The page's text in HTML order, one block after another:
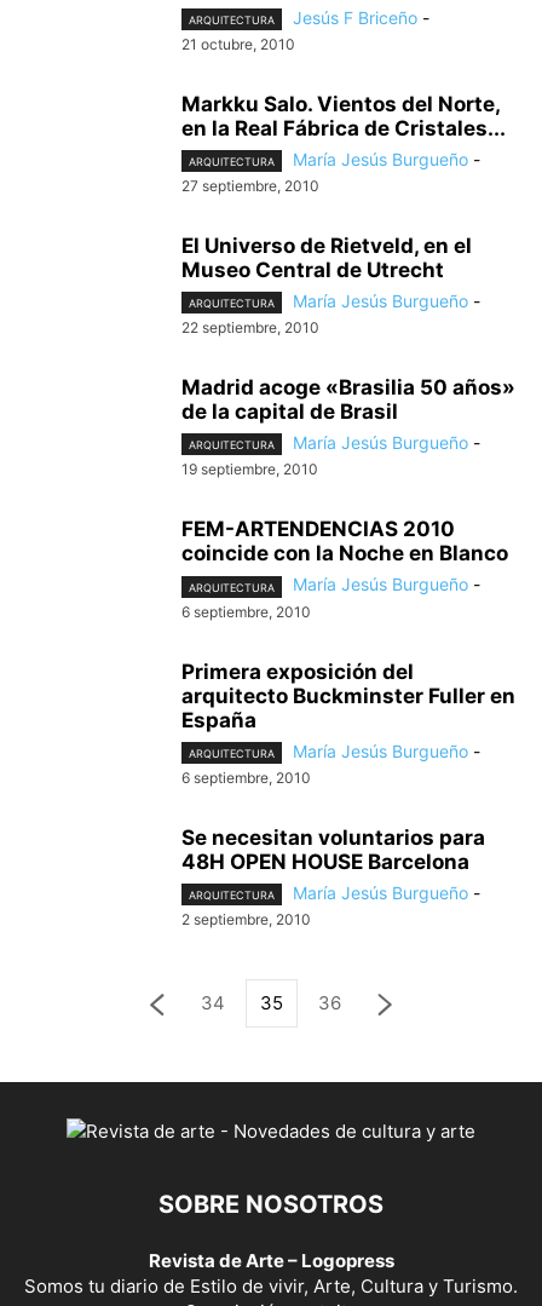
ARQUITECTURA Jesús F Briceño -
21 octubre, 2010
Markku Salo. Vientos del Norte,
en la Real Fábrica de Cristales...
ARQUITECTURA María Jesús Burgueño -
27 septiembre, 2010
El Universo de Rietveld, en el
Museo Central de Utrecht
ARQUITECTURA María Jesús Burgueño -
22 septiembre, 2010
Madrid acoge «Brasilia 50 años»
de la capital de Brasil
ARQUITECTURA María Jesús Burgueño -
19 septiembre, 2010
FEM-ARTENDENCIAS 2010
coincide con la Noche en Blanco
ARQUITECTURA María Jesús Burgueño -
6 septiembre, 2010
Primera exposición del
arquitecto Buckminster Fuller en
España
ARQUITECTURA María Jesús Burgueño -
6 septiembre, 2010
Se necesitan voluntarios para
48H OPEN HOUSE Barcelona
ARQUITECTURA María Jesús Burgueño -
2 septiembre, 2010
34 35 36
SOBRE NOSOTROS
Revista de Arte – Logopress
Somos tu diario de Estilo de vivir, Arte, Cultura y Turismo.